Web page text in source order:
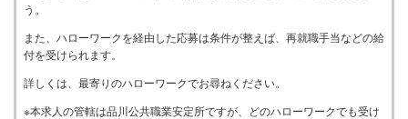
う。
また、ハローワークを経由した応募は条件が整えば、再就職手当などの給
付を受けられます。
詳しくは、最寄りのハローワークでお尋ねください。
※本求人の管轄は品川公共職業安定所ですが、どのハローワークでも受け